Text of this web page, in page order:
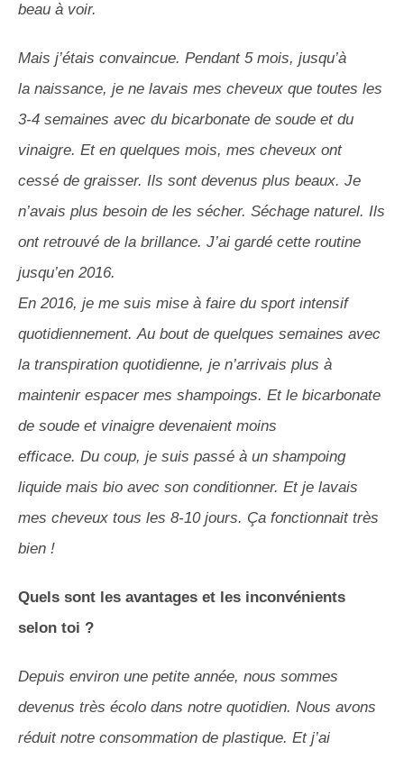
beau à voir.
Mais j’étais convaincue. Pendant 5 mois, jusqu’à
la naissance, je ne lavais mes cheveux que toutes les
3-4 semaines avec du bicarbonate de soude et du
vinaigre. Et en quelques mois, mes cheveux ont
cessé de graisser. Ils sont devenus plus beaux. Je
n’avais plus besoin de les sécher. Séchage naturel. Ils
ont retrouvé de la brillance. J’ai gardé cette routine
jusqu’en 2016.
En 2016, je me suis mise à faire du sport intensif
quotidiennement. Au bout de quelques semaines avec
la transpiration quotidienne, je n’arrivais plus à
maintenir espacer mes shampoings. Et le bicarbonate
de soude et vinaigre devenaient moins
efficace. Du coup, je suis passé à un shampoing
liquide mais bio avec son conditionner. Et je lavais
mes cheveux tous les 8-10 jours. Ça fonctionnait très
bien !
Quels sont les avantages et les inconvénients
selon toi ?
Depuis environ une petite année, nous sommes
devenus très écolo dans notre quotidien. Nous avons
réduit notre consommation de plastique. Et j’ai